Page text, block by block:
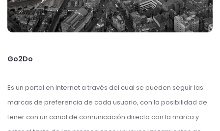
Go2Do
Es un portal en Internet a través del cual se pueden seguir las
marcas de preferencia de cada usuario, con la posibilidad de
tener con un canal de comunicación directo con la marca y